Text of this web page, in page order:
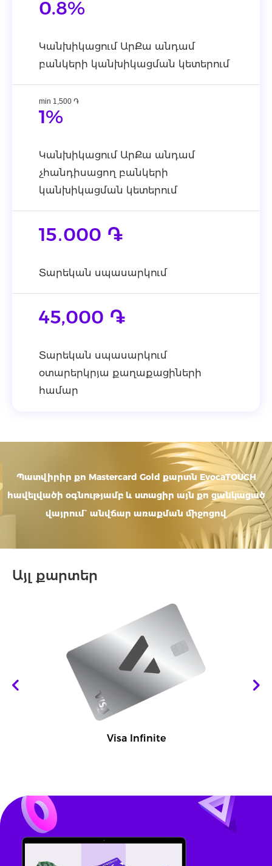
0.8%
Կանխիկացում ԱրՔա անդամ
բանկերի կանխիկացման կետերում
min 1,500 ֏
1%
Կանխիկացում ԱրՔա անդամ
չհանդիսացող բանկերի
կանխիկացման կետերում
15․000 ֏
Տարեկան սպասարկում
45,000 ֏
Տարեկան սպասարկում
օտարերկրյա քաղաքացիների
համար
Պատվիրիր քո Mastercard Gold քարտն EvocaTOUCH
հավելվածի օգնությամբ և ստացիր այն քո ցանկացած
վայրում` անվճար առաքման միջոցով
Այլ քարտեր
Visa Infinite